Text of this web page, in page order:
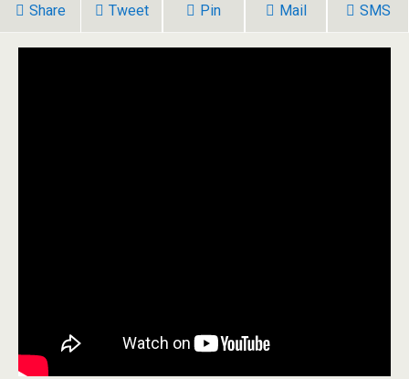
Share Tweet Pin Mail SMS